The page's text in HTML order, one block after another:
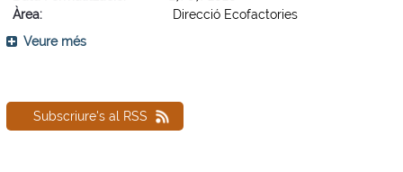
Àrea:
Direcció Ecofactories
Veure més
Subscriure's al RSS